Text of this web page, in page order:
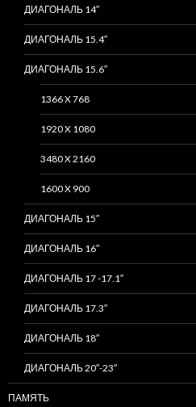
ДИАГОНАЛЬ 14″
ДИАГОНАЛЬ 15.4″
ДИАГОНАЛЬ 15.6″
1366 X 768
1920 X 1080
3480 X 2160
1600 X 900
ДИАГОНАЛЬ 15″
ДИАГОНАЛЬ 16″
ДИАГОНАЛЬ 17 -17.1″
ДИАГОНАЛЬ 17.3″
ДИАГОНАЛЬ 18″
ДИАГОНАЛЬ 20″-23″
ПАМЯТЬ